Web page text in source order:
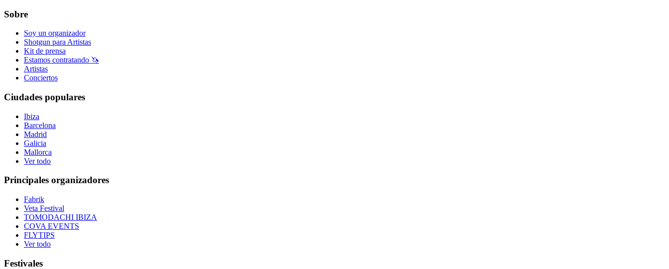
Sobre
Soy un organizador
Shotgun para Artistas
Kit de prensa
Estamos contratando 🦄
Artistas
Conciertos
Ciudades populares
Ibiza
Barcelona
Madrid
Galicia
Mallorca
Ver todo
Principales organizadores
Fabrik
Veta Festival
TOMODACHI IBIZA
COVA EVENTS
FLYTIPS
Ver todo
Festivales